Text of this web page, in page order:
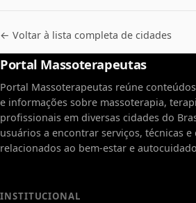
← Voltar à lista completa de cidades
Portal Massoterapeutas
Portal Massoterapeutas reúne
e informações sobre massoterapia,
profissionais em diversas cidades do
usuários a encontrar serviços, técnicas
relacionados ao bem-estar e
INSTITUCIONAL